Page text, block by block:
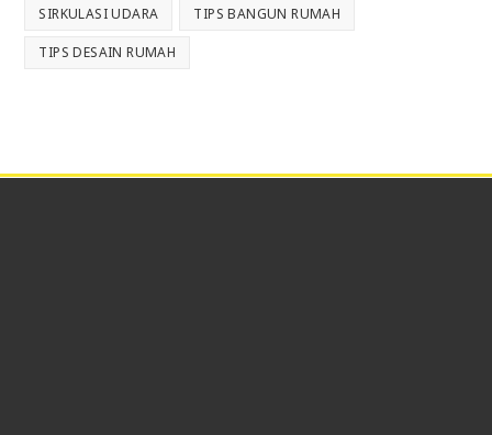
SIRKULASI UDARA TIPS BANGUN RUMAH
TIPS DESAIN RUMAH